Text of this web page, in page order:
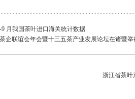
9 月我国茶叶进口海关统计数据
企联谊会年会暨十三五茶产业发展论坛在诸暨举
浙江省茶